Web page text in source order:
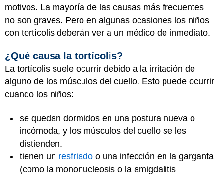
motivos. La mayoría de las causas más frecuentes
no son graves. Pero en algunas ocasiones los niños
con tortícolis deberán ver a un médico de inmediato.
¿Qué causa la tortícolis?
La tortícolis suele ocurrir debido a la irritación de
alguno de los músculos del cuello. Esto puede ocurrir
cuando los niños:
se quedan dormidos en una postura nueva o
incómoda, y los músculos del cuello se les
distienden.
tienen un resfriado o una infección en la garganta
(como la mononucleosis o la amigdalitis